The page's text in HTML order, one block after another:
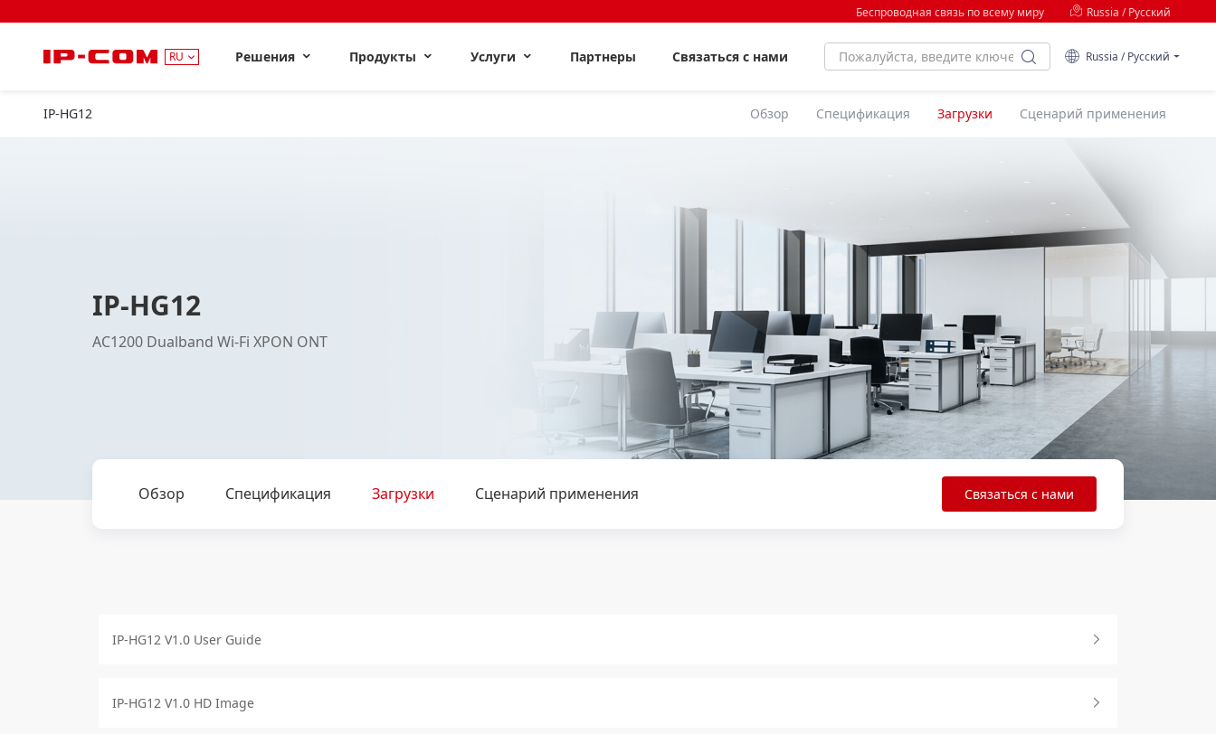
Беспроводная связь по всему миру Russia / Русский
RU Решения Продукты Услуги Партнеры Связаться с нами Russia / Русский
IP-HG12 Обзор Спецификация Загрузки Сценарий применения
IP-HG12
AC1200 Dualband Wi-Fi XPON ONT
Обзор Спецификация Загрузки Сценарий применения Связаться с нами
IP-HG12 V1.0 User Guide
IP-HG12 V1.0 HD Image